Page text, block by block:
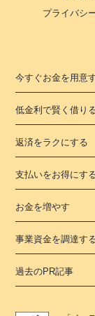
プライバシ
今すぐお金を用意
低金利で賢く借り
返済をラクにする
支払いをお得にす
お金を増やす
事業資金を調達す
過去のPR記事